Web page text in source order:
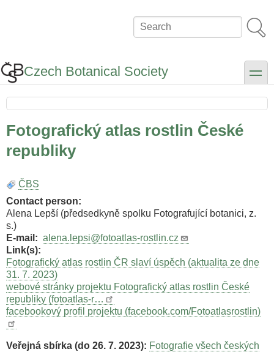
Search
Czech Botanical Society toggle
Fotografický atlas rostlin České
republiky
ČBS
Contact person
Alena Lepší (předsedkyně spolku Fotografující botanici, z.
s.)
E-mail
alena.lepsi@fotoatlas-rostlin.cz
Link(s)
Fotografický atlas rostlin ČR slaví úspěch (aktualita ze dne
31. 7. 2023)
webové stránky projektu Fotografický atlas rostlin České
republiky (fotoatlas-r…
facebookový profil projektu (facebook.com/Fotoatlasrostlin)
Veřejná sbírka (do 26. 7. 2023): Fotografie všech českých